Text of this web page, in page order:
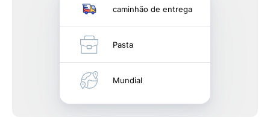
caminhão de entrega
Pasta
Mundial